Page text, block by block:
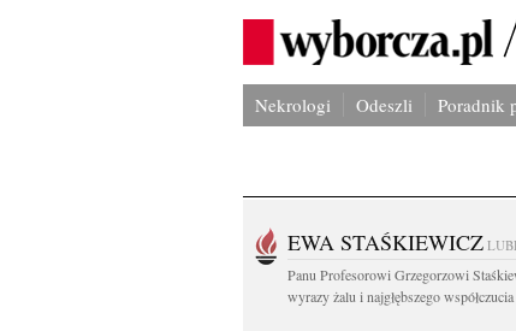
Nekrologi Odeszli Poradnik
EWA STAŚKIEWICZ
Panu Profesorowi Grzegorzowi
wyrazy żalu i najgłębszego